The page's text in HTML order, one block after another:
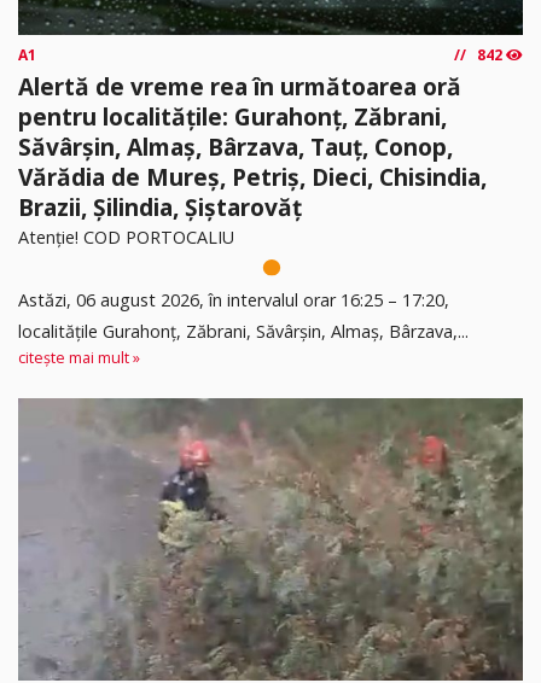
A1 842
Alertă de vreme rea în următoarea oră
pentru localitățile: Gurahonț, Zăbrani,
Săvârșin, Almaș, Bârzava, Tauț, Conop,
Vărădia de Mureș, Petriș, Dieci, Chisindia,
Brazii, Șilindia, Șiștarovăț
Atenție! COD PORTOCALIU
Astăzi, 06 august 2026, în intervalul orar 16:25 – 17:20,
localitățile Gurahonț, Zăbrani, Săvârșin, Almaș, Bârzava,...
citește mai mult »